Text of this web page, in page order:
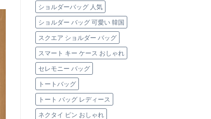
い
「極
上
本
革
ト
ー
ト
バ
ッ
グ」
3
選
は
ショルダーバッグ 人気
ショルダー バッグ 可愛い 韓国
スクエア ショルダー バッグ
スマート キー ケース おしゃれ
セレモニー バッグ
トートバッグ
トート バッグ レディース
ネクタイ ピン おしゃれ